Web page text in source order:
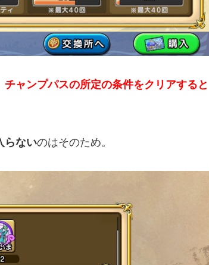
チャンプパスの所定の条件をクリアすると
らないのはそのため。